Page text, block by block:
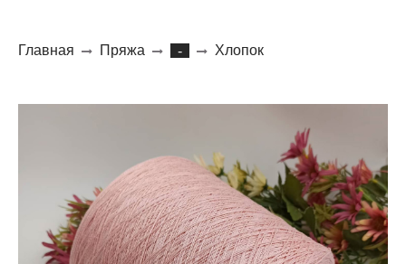
Главная Пряжа - Хлопок